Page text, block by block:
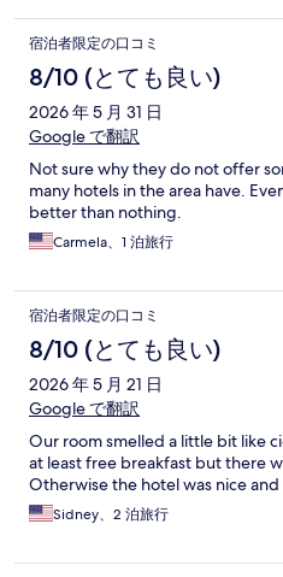
宿泊者限定の口コミ
8/10 (とても良い)
2026 年 5 月 31 日
Google で翻訳
Not sure why they do not offer
many hotels in the area have.
better than nothing.
Carmela、1 泊旅行
宿泊者限定の口コミ
8/10 (とても良い)
2026 年 5 月 21 日
Google で翻訳
Our room smelled a little bit like
at least free breakfast but there
Otherwise the hotel was nice
Sidney、2 泊旅行